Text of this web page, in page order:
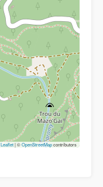
Leaflet| ©OpenStreetMapcontributors